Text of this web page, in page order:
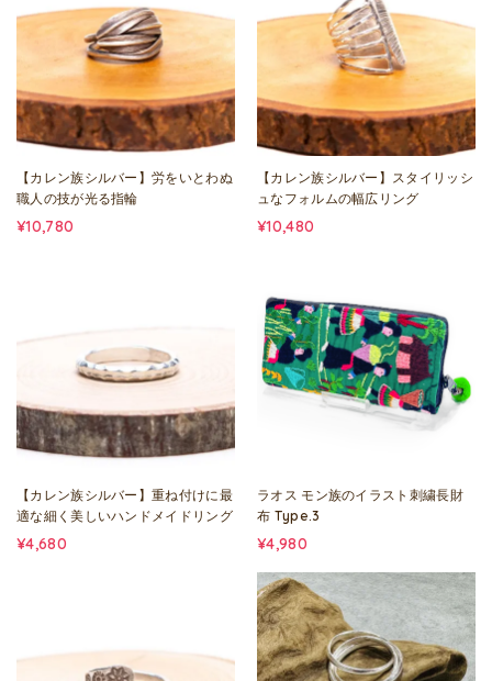
【カレン族シルバー】労をいとわぬ
職人の技が光る指輪
¥10,780
【カレン族シルバー】スタイリッシ
ュなフォルムの幅広リング
¥10,480
【カレン族シルバー】重ね付けに最
適な細く美しいハンドメイドリング
¥4,680
ラオス モン族のイラスト刺繍長財
布 Type.3
¥4,980